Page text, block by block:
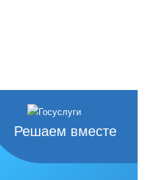
Решаем вместе